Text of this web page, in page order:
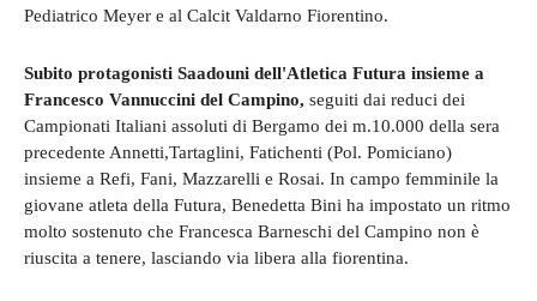
Pediatrico Meyer e al Calcit Valdarno Fiorentino.
Subito protagonisti Saadouni dell'Atletica Futura insieme a
Francesco Vannuccini del Campino, seguiti dai reduci dei
Campionati Italiani assoluti di Bergamo dei m.10.000 della sera
precedente Annetti,Tartaglini, Fatichenti (Pol. Pomiciano)
insieme a Refi, Fani, Mazzarelli e Rosai. In campo femminile la
giovane atleta della Futura, Benedetta Bini ha impostato un ritmo
molto sostenuto che Francesca Barneschi del Campino non è
riuscita a tenere, lasciando via libera alla fiorentina.